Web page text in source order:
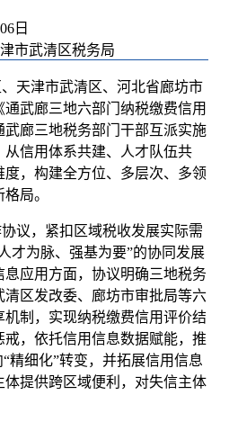
日
市武清区税务局
天津市武清区、河北省廊坊市
武廊三地六部门纳税缴费信用
廊三地税务部门干部互派实施
信用体系共建、人才队伍共
，构建全方位、多层次、多领
局。
议，紧扣区域税收发展实际需
才为脉、强基为要”的协同发展
应用方面，协议明确三地税务
区发改委、廊坊市审批局等六
制，实现纳税缴费信用评价结
，依托信用信息数据赋能，推
精细化”转变，并拓展信用信息
提供跨区域便利，对失信主体